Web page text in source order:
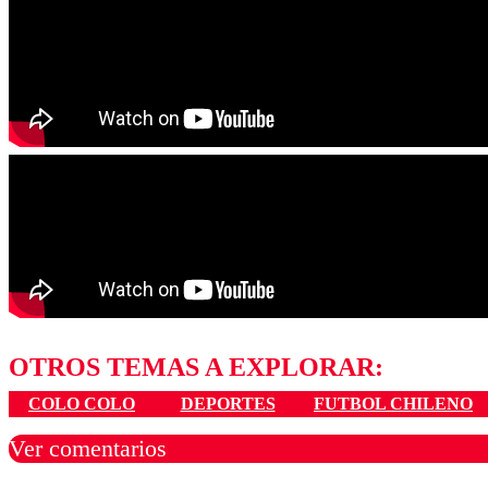
OTROS TEMAS A EXPLORAR:
COLO COLO DEPORTES FUTBOL CHILENO
Ver comentarios